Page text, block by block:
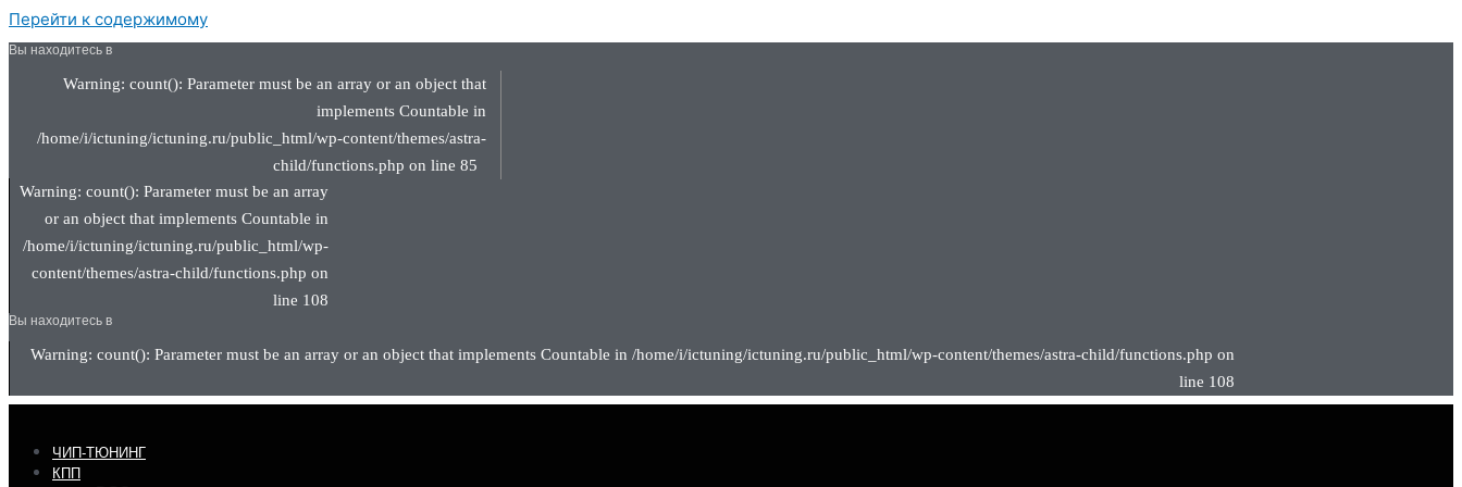
Перейти к содержимому
Вы находитесь в
Warning: count(): Parameter must be an array or an object that
implements Countable in
/home/i/ictuning/ictuning.ru/public_html/wp-content/themes/astra-
child/functions.php on line 85
Warning: count(): Parameter must be an array
or an object that implements Countable in
/home/i/ictuning/ictuning.ru/public_html/wp-
content/themes/astra-child/functions.php on
line 108
Вы находитесь в
Warning: count(): Parameter must be an array or an object that implements Countable in /home/i/ictuning/ictuning.ru/public_html/wp-content/themes/astra-child/functions.php on
line 108
ЧИП-ТЮНИНГ
КПП